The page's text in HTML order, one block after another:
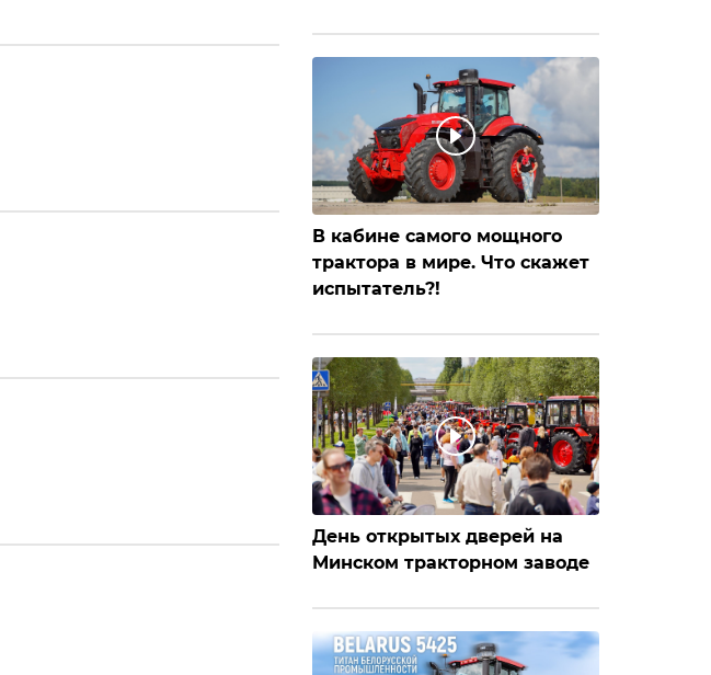
В кабине самого мощного
трактора в мире. Что скажет
испытатель?!
День открытых дверей на
Минском тракторном заводе